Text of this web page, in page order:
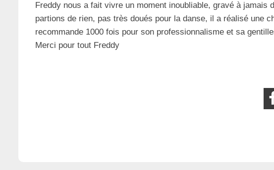
Freddy nous a fait vivre un moment inoubliable, gravé à
partions de rien, pas très doués pour la danse, il a réalisé une
recommande 1000 fois pour son professionnalisme et sa
Merci pour tout Freddy